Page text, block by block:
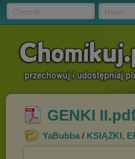
GENKI
YaBubba / KSIĄŻKI,